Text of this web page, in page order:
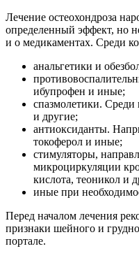
Лечение остеохондроза
определенный эффект, но
и о медикаментах. Среди
анальгетики и
ибупрофен и иные;
спазмолетики. Среди
и другие;
антиоксиданты.
токоферол и иные;
стимуляторы,
микроциркуляции
кислота, теоникол и
иные при
Перед началом лечения
признаки шейного и
портале.